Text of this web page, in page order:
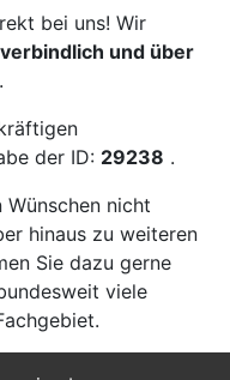
bei uns! Wir
und über
.
der ID: 29238 .
Wünschen nicht
hinaus zu weiteren
Sie dazu gerne
viele